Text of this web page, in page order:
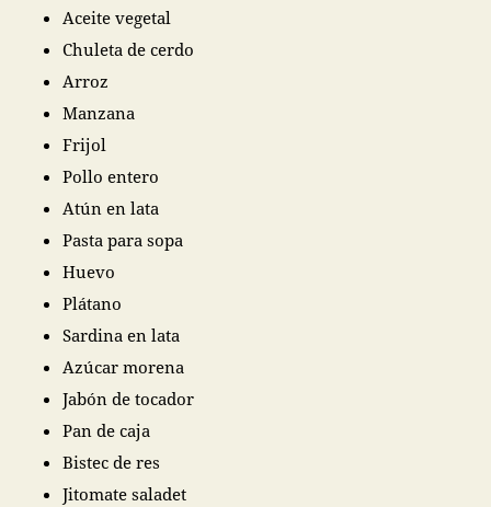
Aceite vegetal
Chuleta de cerdo
Arroz
Manzana
Frijol
Pollo entero
Atún en lata
Pasta para sopa
Huevo
Plátano
Sardina en lata
Azúcar morena
Jabón de tocador
Pan de caja
Bistec de res
Jitomate saladet